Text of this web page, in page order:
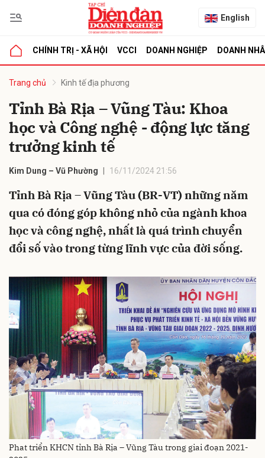
English
CHÍNH TRỊ - XÃ HỘI VCCI DOANH NGHIỆP DOANH
Trang chủ Kinh tế địa phương
Tỉnh Bà Rịa – Vũng Tàu: Khoa
học và Công nghệ - động lực tăng
trưởng kinh tế
Kim Dung – Vũ Phường 16/11/2024 21:56
Tỉnh Bà Rịa – Vũng Tàu (BR-VT) những năm
qua có đóng góp không nhỏ của ngành khoa
học và công nghệ, nhất là quá trình chuyển
đổi số vào trong từng lĩnh vực của đời sống.
Phat triển KHCN tỉnh Bà Rịa – Vũng Tàu trong giai đoạn 2021-
luận
Hủy